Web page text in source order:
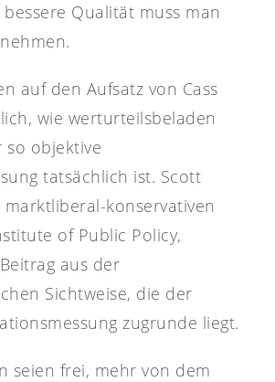
Qualität muss man
auf den Aufsatz von Cass
wie werturteilsbeladen
so objektive
tatsächlich ist. Scott
marktliberal-konservativen
of Public Policy,
aus der
Sichtweise, die der
zugrunde liegt.
seien frei, mehr von dem